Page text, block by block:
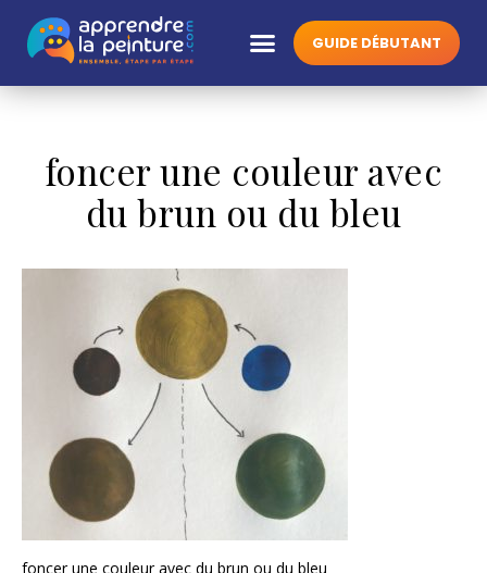
GUIDE DÉBUTANT
foncer une couleur avec
du brun ou du bleu
foncer une couleur avec du brun ou du bleu